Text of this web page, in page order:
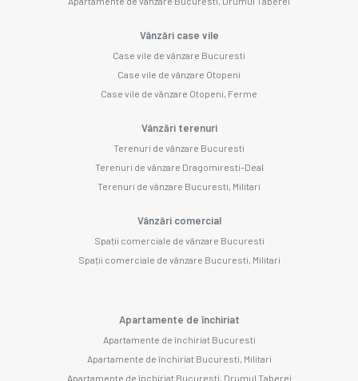
Vânzări case vile
Case vile de vânzare Bucuresti
Case vile de vânzare Otopeni
Case vile de vânzare Otopeni, Ferme
Vânzări terenuri
Terenuri de vânzare Bucuresti
Terenuri de vânzare Dragomiresti-Deal
Terenuri de vânzare Bucuresti, Militari
Vânzări comercial
Spații comerciale de vânzare Bucuresti
Spații comerciale de vânzare Bucuresti, Militari
Apartamente de închiriat
Apartamente de închiriat Bucuresti
Apartamente de închiriat Bucuresti, Militari
Apartamente de închiriat Bucuresti, Drumul Taberei